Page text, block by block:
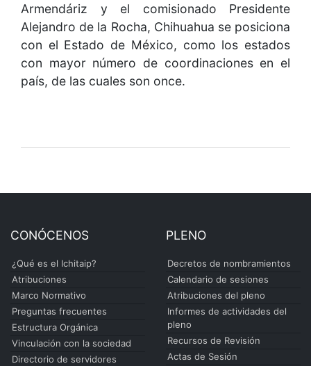
Armendáriz y el comisionado Presidente
Alejandro de la Rocha, Chihuahua se posiciona
con el Estado de México, como los estados
con mayor número de coordinaciones en el
país, de las cuales son once.
CONÓCENOS
¿Qué es el Ichitaip?
Atribuciones
Marco Normativo
Preguntas frecuentes
Estructura Orgánica
Vinculación con la sociedad
Directorio de servidores
PLENO
Decretos de nombramientos
Calendario de sesiones
Atribuciones del pleno
Informes de actividades del
pleno
Recursos de Revisión
Actas de Sesión